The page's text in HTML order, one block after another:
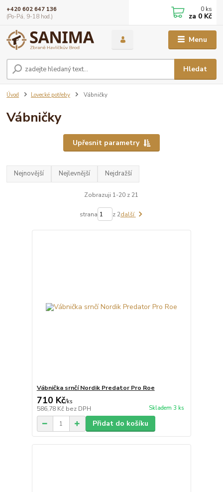
Menu
Hledat
+420 602 647 136
(Po-Pá, 9-18 hod.)
0 ks
za 0 Kč
Úvod Lovecké potřeby Vábničky
Vábničky
Upřesnit parametry
Nejnovější Nejlevnější Nejdražší
Zobrazuji 1-20 z 21
strana z 2další
Vábnička srnčí Nordik Predator Pro Roe
710 Kč/ks
586,78 Kč bez DPH Skladem 3 ks
Přidat do košíku